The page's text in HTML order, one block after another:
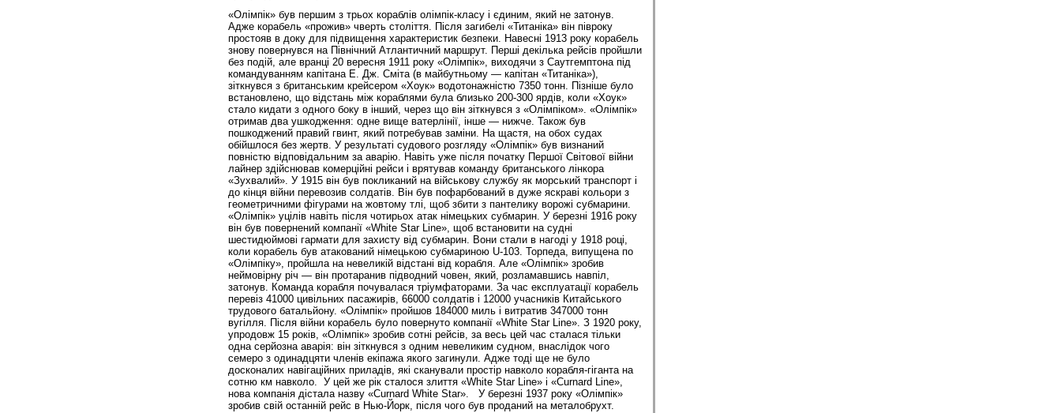
«Олімпік» був першим з трьох кораблів олімпік-класу і єдиним, який не затонув.
Адже корабель «прожив» чверть століття. Після загибелі «Титаніка» він півроку
простояв в доку для підвищення характеристик безпеки. Навесні 1913 року корабель
знову повернувся на Північний Атлантичний маршрут. Перші декілька рейсів пройшли
без подій, але вранці 20 вересня 1911 року «Олімпік», виходячи з Саутгемптона під
командуванням капітана Е. Дж. Сміта (в майбутньому — капітан «Титаніка»),
зіткнувся з британським крейсером «Хоук» водотонажністю 7350 тонн. Пізніше було
встановлено, що відстань між кораблями була близько 200-300 ярдів, коли «Хоук»
стало кидати з одного боку в інший, через що він зіткнувся з «Олімпіком». «Олімпік»
отримав два ушкодження: одне вище ватерлінії, інше — нижче. Також був
пошкоджений правий гвинт, який потребував заміни. На щастя, на обох судах
обійшлося без жертв. У результаті судового розгляду «Олімпік» був визнаний
повністю відповідальним за аварію. Навіть уже після початку Першої Світової війни
лайнер здійснював комерційні рейси і врятував команду британського лінкора
«Зухвалий». У 1915 він був покликаний на військову службу як морський транспорт і
до кінця війни перевозив солдатів. Він був пофарбований в дуже яскраві кольори з
геометричними фігурами на жовтому тлі, щоб збити з пантелику ворожі субмарини.
«Олімпік» уцілів навіть після чотирьох атак німецьких субмарин. У березні 1916 року
він був повернений компанії «White Star Line», щоб встановити на судні
шестидюймові гармати для захисту від субмарин. Вони стали в нагоді у 1918 році,
коли корабель був атакований німецькою субмариною U-103. Торпеда, випущена по
«Олімпіку», пройшла на невеликій відстані від корабля. Але «Олімпік» зробив
неймовірну річ — він протаранив підводний човен, який, розламавшись навпіл,
затонув. Команда корабля почувалася тріумфаторами. За час експлуатації корабель
перевіз 41000 цивільних пасажирів, 66000 солдатів і 12000 учасників Китайського
трудового батальйону. «Олімпік» пройшов 184000 миль і витратив 347000 тонн
вугілля. Після війни корабель було повернуто компанії «White Star Line». З 1920 року,
упродовж 15 років, «Олімпік» зробив сотні рейсів, за весь цей час сталася тільки
одна серйозна аварія: він зіткнувся з одним невеликим судном, внаслідок чого
семеро з одинадцяти членів екіпажа якого загинули. Адже тоді ще не було
досконалих навігаційних приладів, які сканували простір навколо корабля-гіганта на
сотню км навколо. У цей же рік сталося злиття «White Star Line» і «Curnard Line»,
нова компанія дістала назву «Curnard White Star». У березні 1937 року «Олімпік»
зробив свій останній рейс в Нью-Йорк, після чого був проданий на металобрухт.